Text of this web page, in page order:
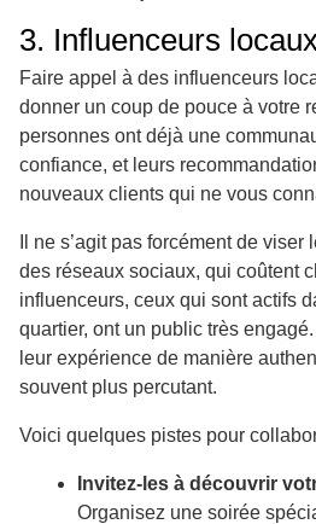
3. Influenceurs
Faire appel à des influenceurs
donner un coup de pouce à votre
personnes ont déjà une
confiance, et leurs
nouveaux clients qui ne vous
Il ne s’agit pas forcément de
des réseaux sociaux, qui coûtent
influenceurs, ceux qui sont actifs
quartier, ont un public très
leur expérience de manière
souvent plus percutant.
Voici quelques pistes pour
Invitez-les à découvrir
Organisez une soirée